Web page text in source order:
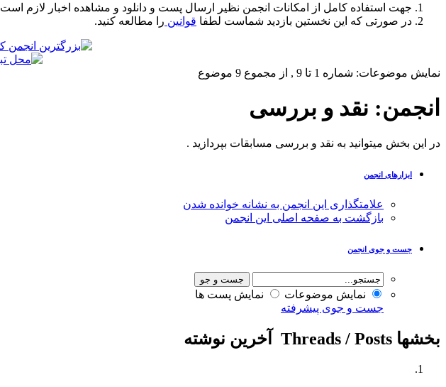
جهت استفاده کامل از امکانات انجمن نظیر ارسال پست و دانلود و مشاهده اخبار لازم است
در صورتی که این نخستین بازدید شماست لطفا قوانین را مطالعه کنید.
نمایش موضوعات: شماره 1 تا 9 , از مجموع ‍9 موضوع
انجمن: نقد و بررسی
در این بخش میتوانید به نقد و بررسی مسابقات بپردازید .
ابزارهای انجمن
علامتگذاری این انجمن به نشانه خوانده شدن
بازگشت به صفحه اصلی این انجمن
جست و جوی انجمن
نمایش موضوعات
نمایش پست ها
جست و جوی پیشرفته
بخشها Threads / Posts آخرين نوشته